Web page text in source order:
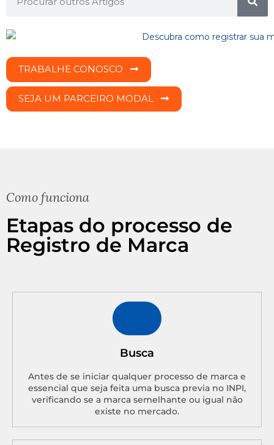
TRABALHE CONOSCO
SEJA UM PARCEIRO MODAL
Como funciona
Etapas do processo de
Registro de Marca
Busca
Antes de se iniciar qualquer processo de marca e
essencial que seja feita uma busca previa no INPI,
verificando se a marca semelhante ou igual não
existe no mercado.